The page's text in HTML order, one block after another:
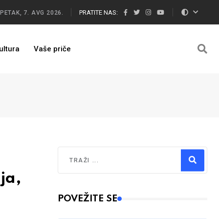
PETAK, 7. AVG 2026. PRATITE NAS:
Vaše priče
Type 2 or more characters for results.
POVEŽITE SE